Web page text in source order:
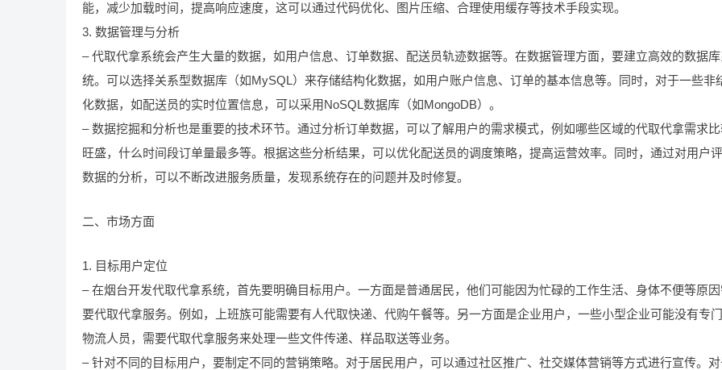
能，减少加载时间，提高响应速度，这可以通过代码优化、图片压缩、合理使用缓存等技术手段实现。
3. 数据管理与分析
– 代取代拿系统会产生大量的数据，如用户信息、订单数据、配送员轨迹数据等。在数据管理方面，要建立高效的数据库
统。可以选择关系型数据库（如MySQL）来存储结构化数据，如用户账户信息、订单的基本信息等。同时，对于一些非
化数据，如配送员的实时位置信息，可以采用NoSQL数据库（如MongoDB）。
– 数据挖掘和分析也是重要的技术环节。通过分析订单数据，可以了解用户的需求模式，例如哪些区域的代取代拿需求
旺盛，什么时间段订单量最多等。根据这些分析结果，可以优化配送员的调度策略，提高运营效率。同时，通过对用户
数据的分析，可以不断改进服务质量，发现系统存在的问题并及时修复。
二、市场方面
1. 目标用户定位
– 在烟台开发代取代拿系统，首先要明确目标用户。一方面是普通居民，他们可能因为忙碌的工作生活、身体不便等原因
要代取代拿服务。例如，上班族可能需要有人代取快递、代购午餐等。另一方面是企业用户，一些小型企业可能没有专
物流人员，需要代取代拿服务来处理一些文件传递、样品取送等业务。
– 针对不同的目标用户，要制定不同的营销策略。对于居民用户，可以通过社区推广、社交媒体营销等方式进行宣传。